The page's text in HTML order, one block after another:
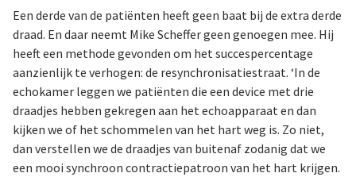
Een derde van de patiënten heeft geen baat bij de extra derde
draad. En daar neemt Mike Scheffer geen genoegen mee. Hij
heeft een methode gevonden om het succespercentage
aanzienlijk te verhogen: de resynchronisatiestraat. ‘In de
echokamer leggen we patiënten die een device met drie
draadjes hebben gekregen aan het echoapparaat en dan
kijken we of het schommelen van het hart weg is. Zo niet,
dan verstellen we de draadjes van buitenaf zodanig dat we
een mooi synchroon contractiepatroon van het hart krijgen.